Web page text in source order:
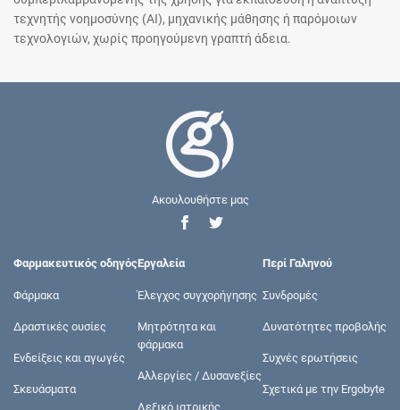
τεχνητής νοημοσύνης (AI), μηχανικής μάθησης ή παρόμοιων
τεχνολογιών, χωρίς προηγούμενη γραπτή άδεια.
Ακουλουθήστε μας
Φαρμακευτικός οδηγός
Φάρμακα
Δραστικές ουσίες
Ενδείξεις και αγωγές
Σκευάσματα
Εργαλεία
Έλεγχος συγχορήγησης
Μητρότητα και
φάρμακα
Αλλεργίες / Δυσανεξίες
Λεξικό ιατρικής
Περί Γαληνού
Συνδρομές
Δυνατότητες προβολής
Συχνές ερωτήσεις
Σχετικά με την Ergobyte